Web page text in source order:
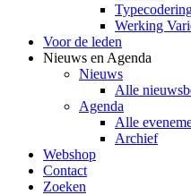
Werking
Voor de leden
Nieuws en Agenda
Nieuws
Alle
Agenda
Alle
Archief
Webshop
Contact
Zoeken